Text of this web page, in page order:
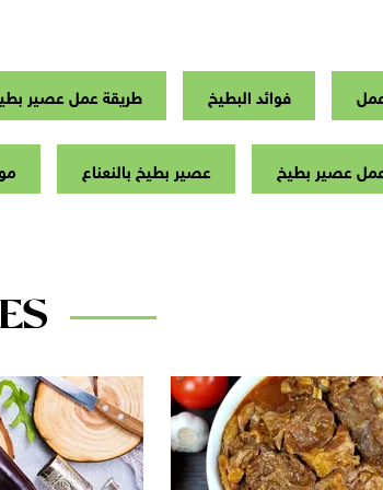
فوائد البطيخ طريقة عمل عصير
عصير بطيخ عصير بطيخ بالنعناع